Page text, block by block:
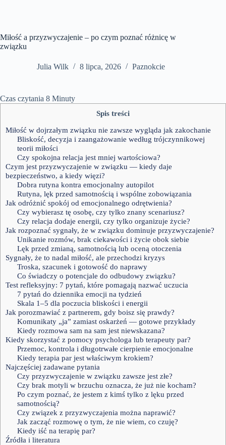
Miłość a przyzwyczajenie – po czym poznać różnicę w
związku
Julia Wilk 8 lipca, 2026 Paznokcie
Czas czytania 8 Minuty
Spis treści
Miłość w dojrzałym związku nie zawsze wygląda jak zakochanie
Bliskość, decyzja i zaangażowanie według trójczynnikowej
teorii miłości
Czy spokojna relacja jest mniej wartościowa?
Czym jest przyzwyczajenie w związku — kiedy daje
bezpieczeństwo, a kiedy więzi?
Dobra rutyna kontra emocjonalny autopilot
Rutyna, lęk przed samotnością i wspólne zobowiązania
Jak odróżnić spokój od emocjonalnego odrętwienia?
Czy wybierasz tę osobę, czy tylko znany scenariusz?
Czy relacja dodaje energii, czy tylko organizuje życie?
Jak rozpoznać sygnały, że w związku dominuje przyzwyczajenie?
Unikanie rozmów, brak ciekawości i życie obok siebie
Lęk przed zmianą, samotnością lub oceną otoczenia
Sygnały, że to nadal miłość, ale przechodzi kryzys
Troska, szacunek i gotowość do naprawy
Co świadczy o potencjale do odbudowy związku?
Test refleksyjny: 7 pytań, które pomagają nazwać uczucia
7 pytań do dziennika emocji na tydzień
Skala 1–5 dla poczucia bliskości i energii
Jak porozmawiać z partnerem, gdy boisz się prawdy?
Komunikaty „ja” zamiast oskarżeń — gotowe przykłady
Kiedy rozmowa sam na sam jest niewskazana?
Kiedy skorzystać z pomocy psychologa lub terapeuty par?
Przemoc, kontrola i długotrwałe cierpienie emocjonalne
Kiedy terapia par jest właściwym krokiem?
Najczęściej zadawane pytania
Czy przyzwyczajenie w związku zawsze jest złe?
Czy brak motyli w brzuchu oznacza, że już nie kocham?
Po czym poznać, że jestem z kimś tylko z lęku przed
samotnością?
Czy związek z przyzwyczajenia można naprawić?
Jak zacząć rozmowę o tym, że nie wiem, co czuję?
Kiedy iść na terapię par?
Źródła i literatura